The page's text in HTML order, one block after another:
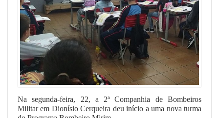
Na segunda-feira, 22, a 2ª Companhia de Bombeiros
Militar em Dionísio Cerqueira deu início a uma nova turma